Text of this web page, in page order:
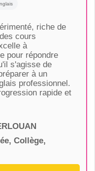
riche de
cours
à
pour répondre
s'agisse de
à un
professionnel.
rapide et
Collège,